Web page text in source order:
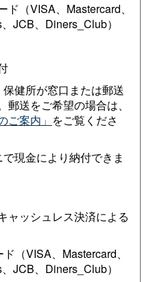
（VISA、Mastercard、
JCB、Diners_Club）
健所が窓口または郵送
郵送をご希望の場合は、
ご案内」 をご覧くださ
現金により納付できま
ャッシュレス決済による
（VISA、Mastercard、
JCB、Diners_Club）